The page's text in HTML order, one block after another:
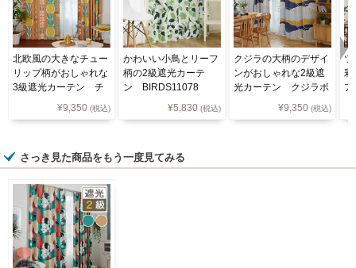
北欧風の大きなチュー
リップ柄がおしゃれな
3級遮光カーテン チ
¥9,350 (税込)
かわいい小鳥とリーフ
柄の2級遮光カーテ
ン BIRDS11078
¥5,830 (税込)
クジラの大柄のデザイ
ンがおしゃれな2級遮
光カーテン クジラボ
¥9,350 (税込)
ツ
彩
さっき見た商品をもう一度見てみる